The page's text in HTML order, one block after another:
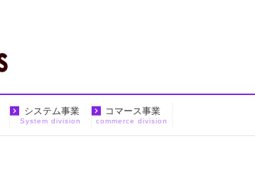
システム事業
System division
コマース事業
commerce division